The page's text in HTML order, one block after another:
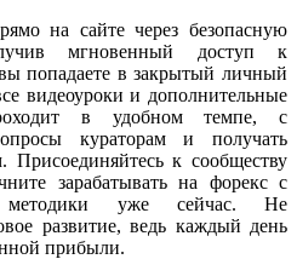
на сайте через безопасную
мгновенный доступ к
попадаете в закрытый личный
видеоуроки и дополнительные
в удобном темпе, с
кураторам и получать
Присоединяйтесь к сообществу
зарабатывать на форекс с
методики уже сейчас. Не
развитие, ведь каждый день
прибыли.